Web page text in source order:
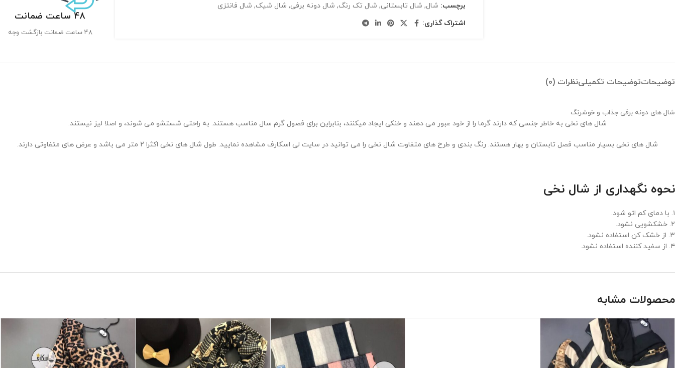
برچسب: شال, شال تابستانی, شال تک رنگ, شال دونه برفی, شال شیک, شال فانتزی
اشتراک گذاری:
48 ساعت ضمانت
48 ساعت ضمانت بازگشت وجه
توضیحاتتوضیحات تکمیلینظرات (0)
شال های دونه برفی جذاب و خوشرنگ
شال های نخی به خاطر جنسی که دارند گرما را از خود عبور می دهند و خنکی ایجاد میکنند، بنابراین برای فصول گرم سال مناسب هستند. به راحتی شستشو می شوند، و اصلا لیز نیستند.
شال های نخی بسیار مناسب فصل تابستان و بهار هستند. رنگ بندی و طرح های متفاوت شال نخی را می توانید در سایت لی اسکارف مشاهده نمایید. طول شال های نخی اکثرا 2 متر می باشد و عرض های متفاوتی دارند.
نحوه نگهداری از شال نخی
۱. با دمای کم اتو شود.
۲. خشکشویی نشود.
۳. از خشک کن استفاده نشود.
۴. از سفید کننده استفاده نشود.
محصولات مشابه